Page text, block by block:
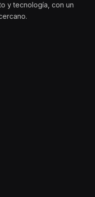
y tecnología, con un